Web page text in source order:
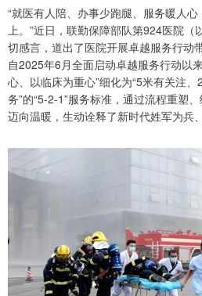
“就医有人陪、办事少跑腿、服务暖人
上。”近日，联勤保障部队第924医院（
切感言，道出了医院开展卓越服务行动
自2025年6月全面启动卓越服务行动以
心、以临床为重心”细化为“5米有关注
务”的“5-2-1”服务标准，通过流程重塑
迈向温暖，生动诠释了新时代姓军为兵